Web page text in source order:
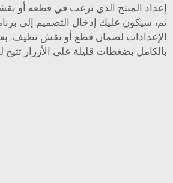
إعداد المنتج الذي ترغب في قطعه أو
ثم، سيكون عليك إدخال التصميم إلى
الإعدادات لضمان قطع أو نقش نظيف. بعد
بالكامل بضغطات قليلة على الأزرار تتيح